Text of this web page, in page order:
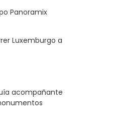
Panoramix
Luxemburgo a
acompañante